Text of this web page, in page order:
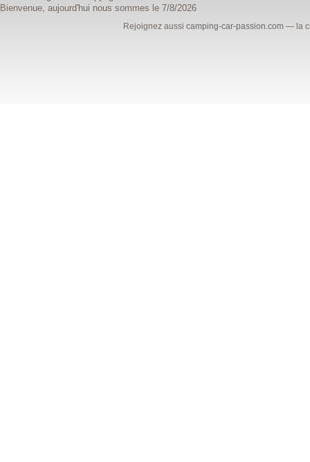
Bienvenue, aujourd'hui nous sommes le 7/8/2026
Rejoignez aussicamping-car-passion.com — la